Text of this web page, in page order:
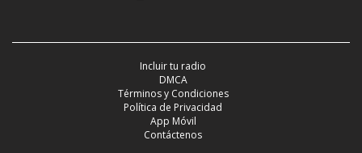
Incluir tu radio
DMCA
Términos y Condiciones
Política de Privacidad
App Móvil
Contáctenos